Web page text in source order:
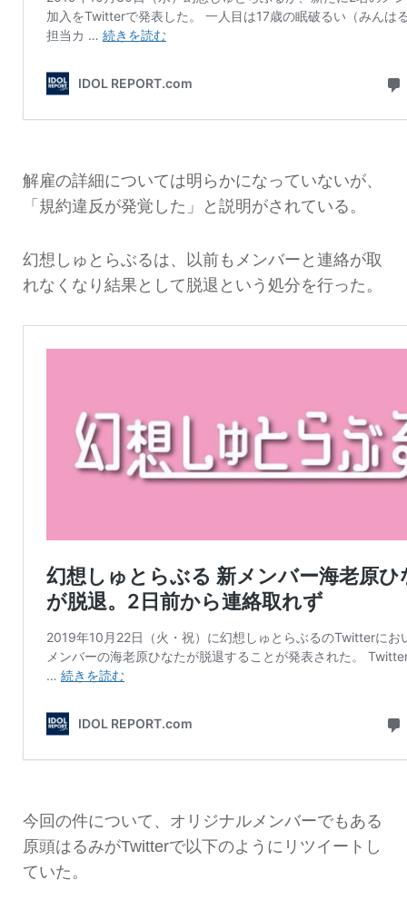
解雇の詳細については明らかになっていないが、
「規約違反が発覚した」と説明がされている。
幻想しゅとらぶるは、以前もメンバーと連絡が取
れなくなり結果として脱退という処分を行った。
今回の件について、オリジナルメンバーでもある
原頭はるみがTwitterで以下のようにリツイートし
ていた。